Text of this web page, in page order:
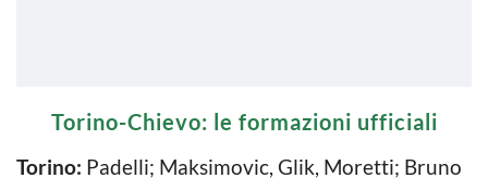
Torino-Chievo: le formazioni ufficiali
Torino: Padelli; Maksimovic, Glik, Moretti; Bruno